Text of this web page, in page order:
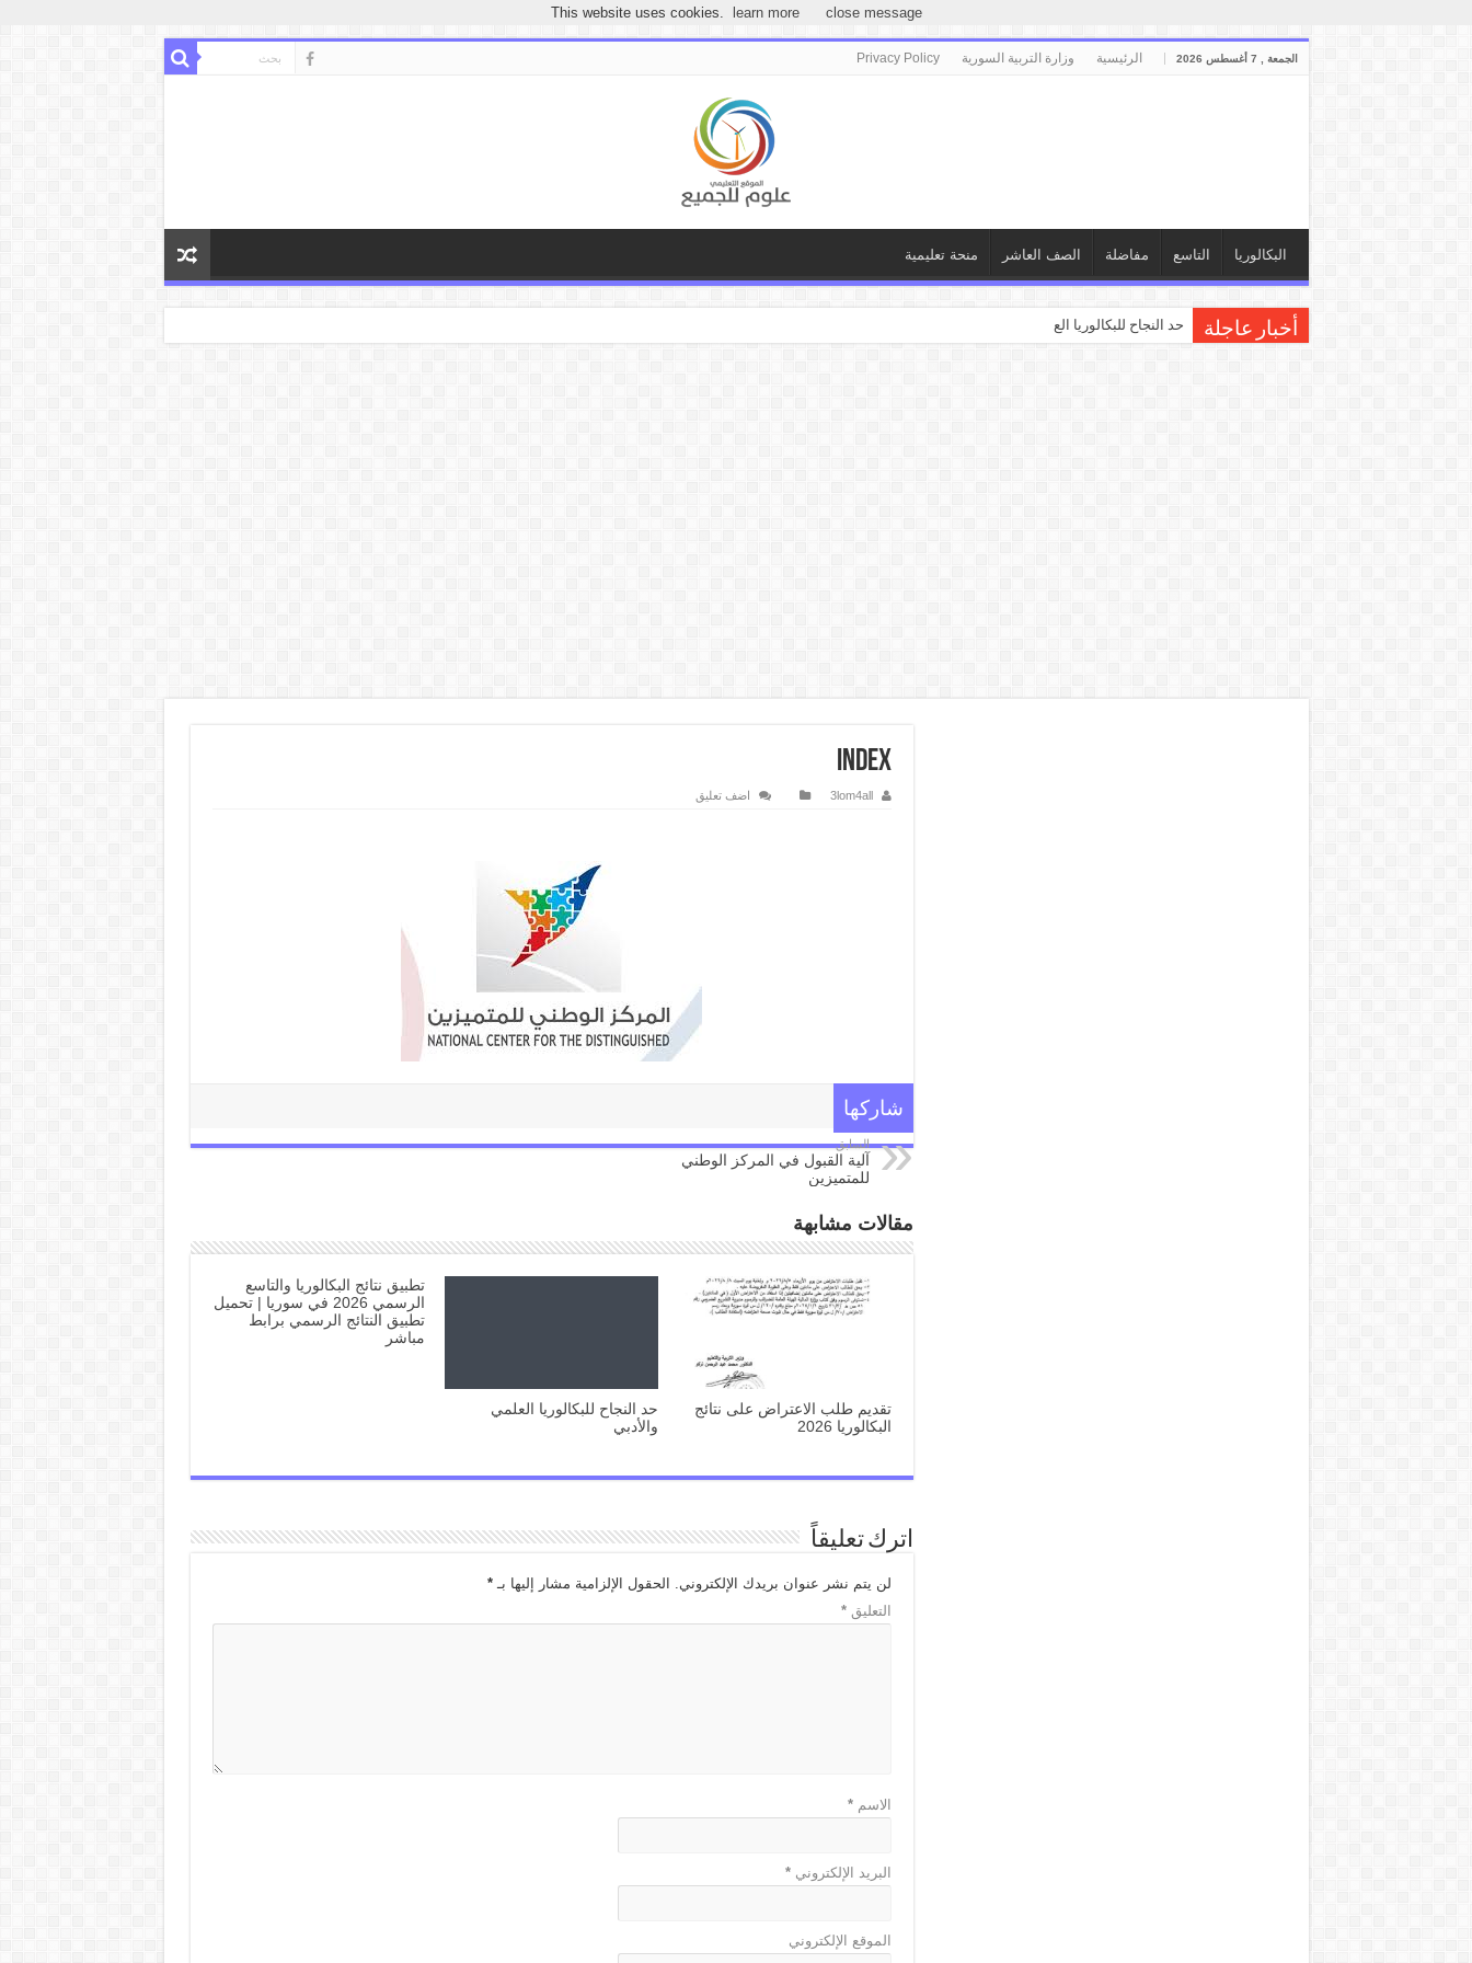
مرحباً بكـ بموقع علوم للجميع
الجمعة , 7 أغسطس 2026 الرئيسية وزارة التربية السورية Privacy Policy
البكالوريا التاسع مفاضلة الصف العاشر منحة تعليمية
أخبار عاجلة حد النجاح للبكالوريا العلمي والأدبي
index
3lom4all اضف تعليق
شاركها
السابق
آلية القبول في المركز الوطني
للمتميزين
مقالات مشابهة
تقديم طلب الاعتراض على نتائج
البكالوريا 2026
حد النجاح للبكالوريا العلمي
والأدبي
تطبيق نتائج البكالوريا والتاسع
الرسمي 2026 في سوريا | تحميل
تطبيق النتائج الرسمي برابط
مباشر
اترك تعليقاً
لن يتم نشر عنوان بريدك الإلكتروني. الحقول الإلزامية مشار إليها بـ*
التعليق*
الاسم*
البريد الإلكتروني*
الموقع الإلكتروني
This website uses cookies. learn more close message